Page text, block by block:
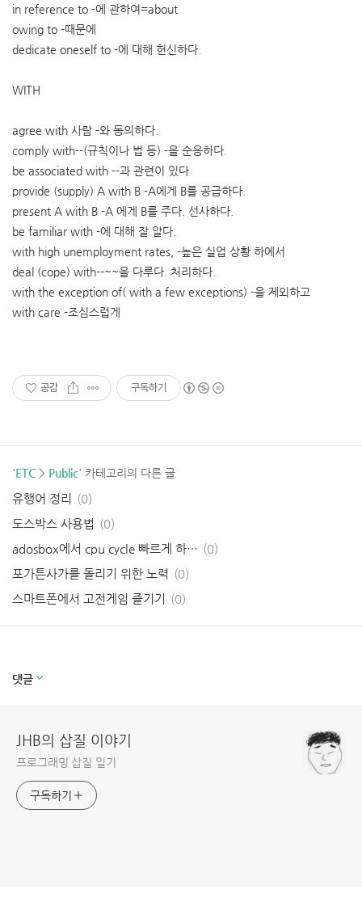
in reference to -에 관하여=about
owing to -때문에
dedicate oneself to -에 대해 헌신하다.
WITH
agree with 사람 -와 동의하다.
comply with--(규칙이나 법 등) -을 순응하다.
be associated with --과 관련이 있다
provide (supply) A with B -A에게 B를 공급하다.
present A with B -A 에게 B를 주다. 선사하다.
be familiar with -에 대해 잘 알다.
with high unemployment rates, -높은 실업 상황 하에서
deal (cope) with--~~을 다루다. 처리하다.
with the exception of( with a few exceptions) -을 제외하고
with care -조심스럽게
공감 구독하기
'ETC > Public' 카테고리의 다른 글
유행어 정리
(0)
도스박스 사용법 (0)
adosbox에서 cpu cycle 빠르게 하는 법 (0)
포가튼사가를 돌리기 위한 노력 (0)
스마트폰에서 고전게임 즐기기
(0)
코만도스1 패스워드 + 속도 패치 (4)
댓글
JHB의 삽질 이야기
프로그래밍 삽질 일기
구독하기